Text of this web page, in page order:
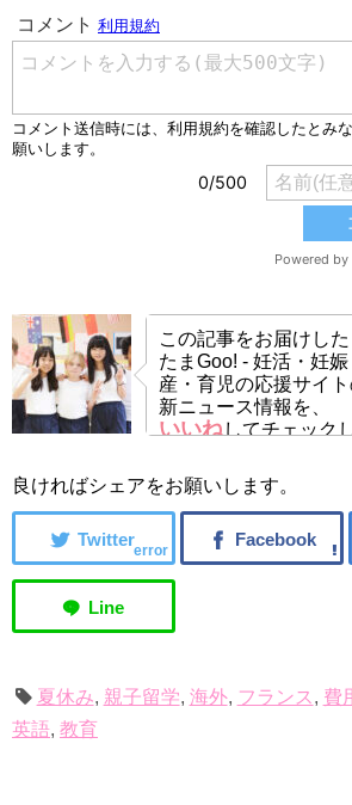
この記事をお届けした
たまGoo! - 妊活・妊娠
産・育児の応援サイ
新ニュース情報を、
いいねしてチェック
良ければシェアをお願いします。
error
夏休み, 親子留学, 海外, フランス , 費
英語, 教育